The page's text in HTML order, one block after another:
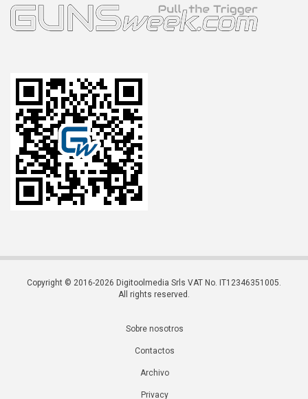
Copyright © 2016-2026 Digitoolmedia Srls VAT No. IT12346351005.
All rights reserved.
Sobre nosotros
Contactos
Archivo
Privacy